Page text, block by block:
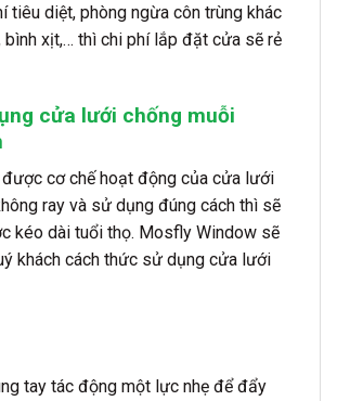
tiêu diệt, phòng ngừa côn trùng khác
bình xịt,… thì chi phí lắp đặt cửa sẽ rẻ
cửa lưới chống muỗi
được cơ chế hoạt động của cửa lưới
ray và sử dụng đúng cách thì sẽ
kéo dài tuổi thọ. Mosfly Window sẽ
khách cách thức sử dụng cửa lưới
tay tác động một lực nhẹ để đẩy